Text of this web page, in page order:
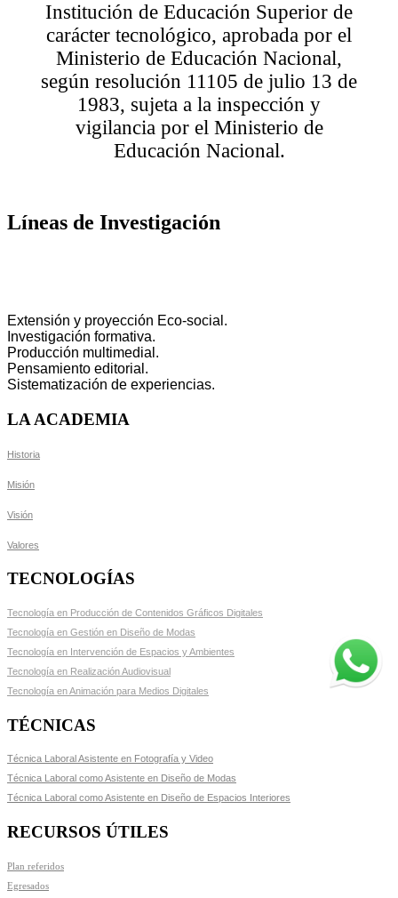
Institución de Educación Superior de
carácter tecnológico, aprobada por el
Ministerio de Educación Nacional,
según resolución 11105 de julio 13 de
1983, sujeta a la inspección y
vigilancia por el Ministerio de
Educación Nacional.
Líneas de Investigación
Extensión y proyección Eco-social.
Investigación formativa.
Producción multimedial.
Pensamiento editorial.
Sistematización de experiencias.
LA ACADEMIA
Historia
Misión
Visión
Valores
TECNOLOGÍAS
Tecnología en Producción de Contenidos Gráficos Digitales
Tecnología en Gestión en Diseño de Modas
Tecnología en Intervención de Espacios y Ambientes
Tecnología en Realización Audiovisual
Tecnología en Animación para Medios Digitales
TÉCNICAS
Técnica Laboral Asistente en Fotografía y Video
Técnica Laboral como Asistente en Diseño de Modas
Técnica Laboral como Asistente en Diseño de Espacios Interiores
RECURSOS ÚTILES
Plan referidos
Egresados